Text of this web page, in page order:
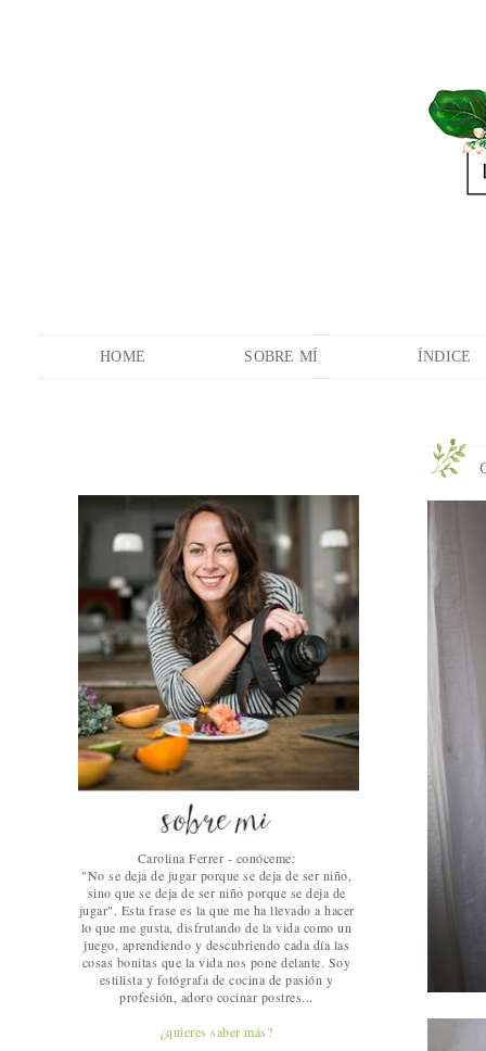
HOME SOBRE MÍ ÍNDICE
Carolina Ferrer - conóceme:
"No se deja de jugar porque se deja de ser niño,
sino que se deja de ser niño porque se deja de
jugar". Esta frase es la que me ha llevado a hacer
lo que me gusta, disfrutando de la vida como un
juego, aprendiendo y descubriendo cada día las
cosas bonitas que la vida nos pone delante. Soy
estilista y fotógrafa de cocina de pasión y
profesión, adoro cocinar postres...
¿quieres saber más?